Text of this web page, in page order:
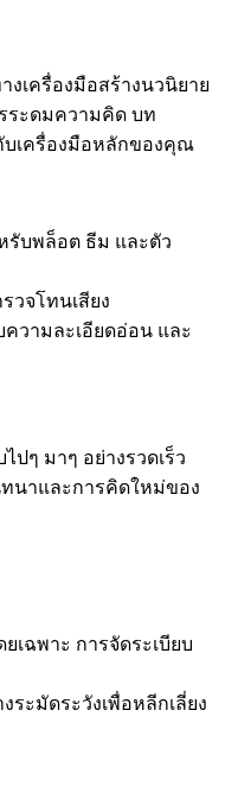
เครื่องมือสร้างนวนิยาย
ระดมความคิด บท
บเครื่องมือหลักของคุณ
รับพล็อต ธีม และตัว
วจโทนเสียง
วามละเอียดอ่อน และ
ปๆ มาๆ อย่างรวดเร็ว
นาและการคิดใหม่ของ
เฉพาะ การจัดระเบียบ
ะมัดระวังเพื่อหลีกเลี่ยง